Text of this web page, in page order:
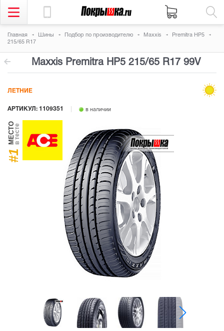
Главная Шины Подбор по производителю Maxxis
Premitra HP5
215/65 R17
Maxxis Premitra HP5 215/65 R17 99V
АРТИКУЛ: 1109351 в наличии
ЛЕТНИЕ
#1
МЕСТОв тесте